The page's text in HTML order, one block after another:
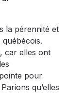
la pérennité et
car elles ont
pour
qu’elles